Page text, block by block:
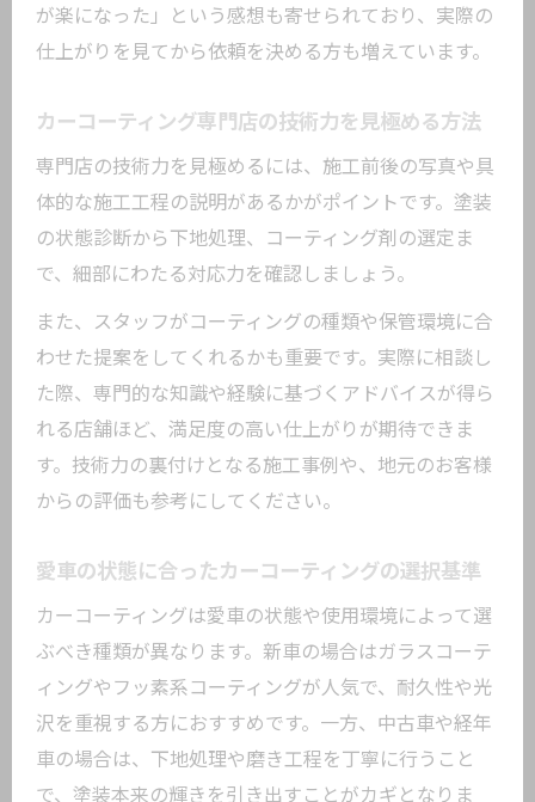
美観維持に欠かせないカーコーティング
の役割
法
東京都大田区東糀谷注目の最新コーティ
ング事情
愛車を守るカーコーティングの新定番を
紹介
満足度を高めるための施工ポイントとは
仕上がりに差が出るカーコーティング施
工のコツ
カーコーティング前の下地処理が重要な
理由
職人技が光るカーコーティングの秘訣を
愛車の美しさを引き出す施工ポイントま
とめ
施工後も安心できるカーコーティングの
特徴
が楽になった」という感想も寄せられており、実際の
仕上がりを見てから依頼を決める方も増えています。
カーコーティング専門店の技術力を見極める方法
専門店の技術力を見極めるには、施工前後の写真や具
体的な施工工程の説明があるかがポイントです。塗装
の状態診断から下地処理、コーティング剤の選定ま
で、細部にわたる対応力を確認しましょう。
また、スタッフがコーティングの種類や保管環境に合
わせた提案をしてくれるかも重要です。実際に相談し
た際、専門的な知識や経験に基づくアドバイスが得ら
れる店舗ほど、満足度の高い仕上がりが期待できま
す。技術力の裏付けとなる施工事例や、地元のお客様
からの評価も参考にしてください。
愛車の状態に合ったカーコーティングの選択基準
カーコーティングは愛車の状態や使用環境によって選
ぶべき種類が異なります。新車の場合はガラスコーテ
ィングやフッ素系コーティングが人気で、耐久性や光
沢を重視する方におすすめです。一方、中古車や経年
車の場合は、下地処理や磨き工程を丁寧に行うこと
で、塗装本来の輝きを引き出すことがカギとなりま